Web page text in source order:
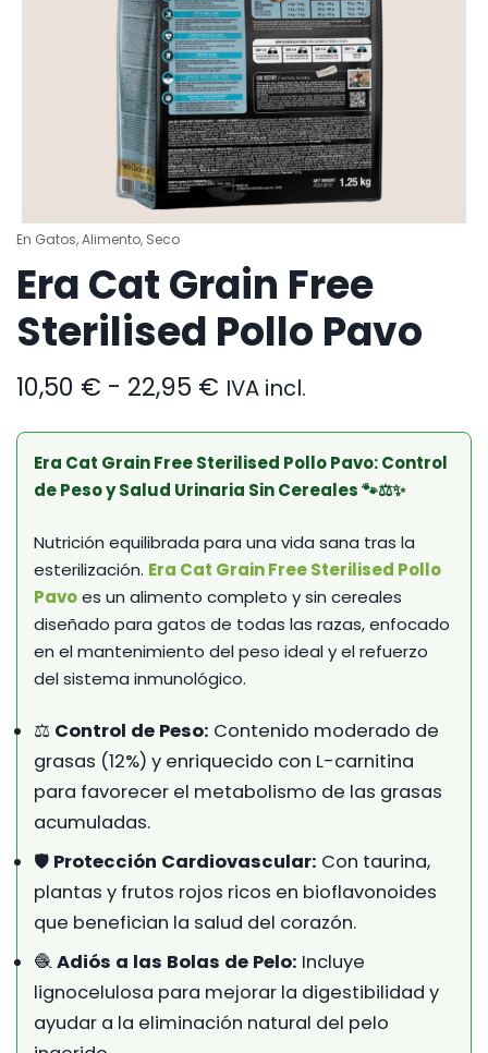
En Gatos,Alimento, Seco
Era Cat Grain Free
Sterilised Pollo Pavo
10,50 € - 22,95 € Rango
precios:
desde
10,50 €
hasta
22,95 €
IVA incl.
Era Cat Grain Free Sterilised Pollo Pavo: Control
de Peso y Salud Urinaria Sin Cereales 🐾⚖️✨
Nutrición equilibrada para una vida sana tras la
esterilización. Era Cat Grain Free Sterilised Pollo
Pavoes un alimento completo y sin cereales
diseñado para gatos de todas las razas, enfocado
en el mantenimiento del peso ideal y el refuerzo
del sistema inmunológico.
⚖️ Control de Peso: Contenido moderado de
grasas (12%) y enriquecido con L-carnitina
para favorecer el metabolismo de las grasas
acumuladas.
🛡️ Protección Cardiovascular: Con taurina,
plantas y frutos rojos ricos en bioflavonoides
que benefician la salud del corazón.
🧶Adiós a las Bolas de Pelo: Incluye
lignocelulosa para mejorar la digestibilidad y
ayudar a la eliminación natural del pelo